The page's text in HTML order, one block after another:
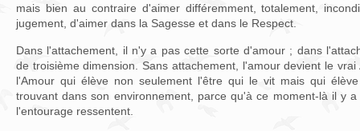
mais bien au contraire d'aimer différemment, totalement,
jugement, d'aimer dans la Sagesse et dans le Respect.
Dans l'attachement, il n'y a pas cette sorte d'amour ; dans
de troisième dimension. Sans attachement, l'amour devient le vrai
l'Amour qui élève non seulement l'être qui le vit mais qui
trouvant dans son environnement, parce qu'à ce moment-là il y
l'entourage ressentent.